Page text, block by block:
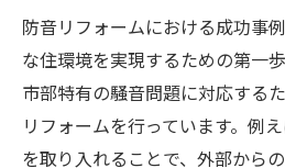
防音リフォームにおける成功事
な住環境を実現するための第一
市部特有の騒音問題に対応する
リフォームを行っています。例
を取り入れることで、外部から